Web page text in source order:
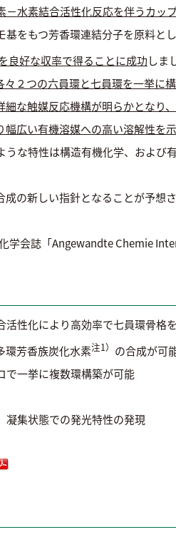
－水素結合活性化反応を伴うカッ
をもつ芳香環連結分子を原料とし
良好な収率で得ることに成功しま
々２つの六員環と七員環を一挙に
細な触媒反応機構が明らかとなり
幅広い有機溶媒への高い溶解性を
うな特性は構造有機化学、およ
の新しい指針となることが予
学会誌「Angewandte Chemie
活性化により高効率で七員環骨格
環芳香族炭化水素注1） の合成が可
で一挙に複数環構築が可能
凝集状態での発光特性の発現